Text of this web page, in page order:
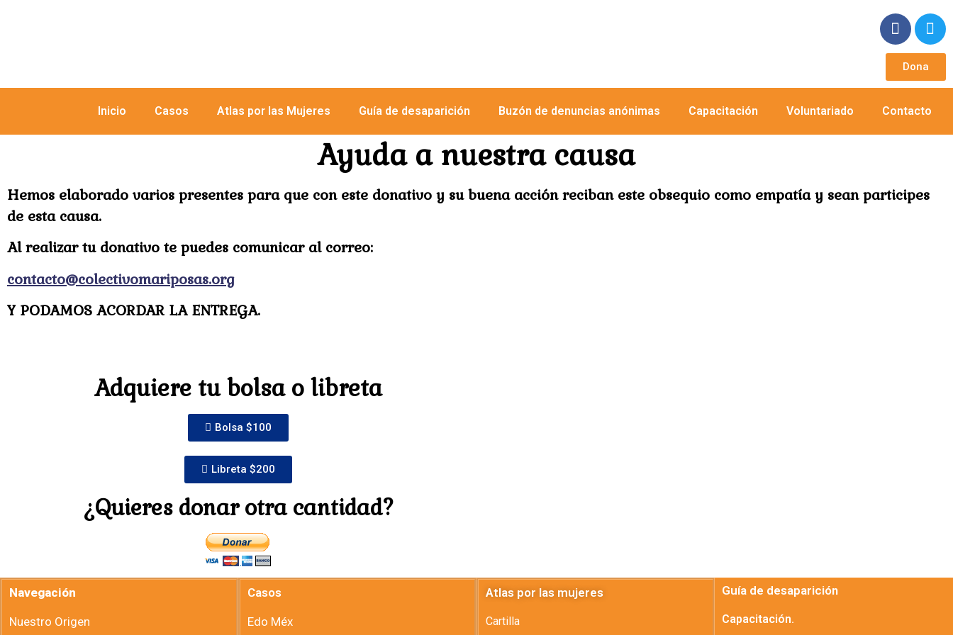
Dona
Inicio Casos Atlas por las Mujeres Guía de desaparición Buzón de denuncias anónimas Capacitación Voluntariado Contacto
Ayuda a nuestra causa
Hemos elaborado varios presentes para que con este donativo y su buena acción reciban este obsequio como empatía y sean participes
de esta causa.
Al realizar tu donativo te puedes comunicar al correo:
contacto@colectivomariposas.org
Y PODAMOS ACORDAR LA ENTREGA.
Adquiere tu bolsa o libreta
Bolsa $100
Libreta $200
¿Quieres donar otra cantidad?
Navegación
Nuestro Origen
Casos
Edo Méx
Atlas por las mujeres
Cartilla
Guía de desaparición
Capacitación.